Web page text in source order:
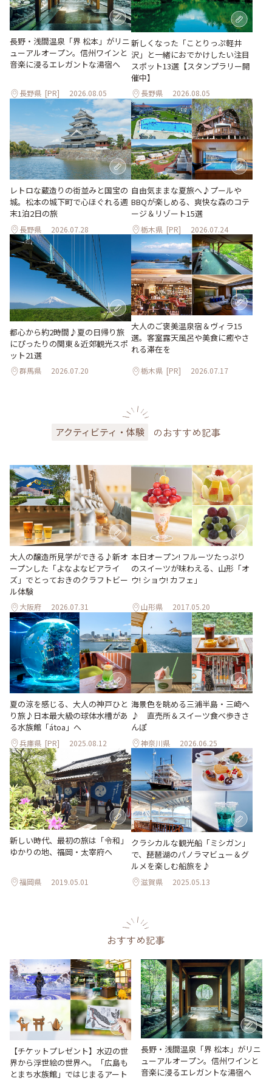
長野・浅間温泉「界 松本」がリニ
ューアルオープン。信州ワインと
音楽に浸るエレガントな湯宿へ
長野県 [PR] 2026.08.05
新しくなった「ことりっぷ軽井
沢」と一緒におでかけしたい注目
スポット13選【スタンプラリー開
催中】
長野県 2026.08.05
レトロな蔵造りの街並みと国宝の
城。松本の城下町で心ほぐれる週
末1泊2日の旅
長野県 2026.07.28
自由気ままな夏旅へ♪プールや
BBQが楽しめる、爽快な森のコテ
ージ＆リゾート15選
栃木県 [PR] 2026.07.24
都心から約2時間♪夏の日帰り旅
にぴったりの関東＆近郊観光スポ
ット21選
群馬県 2026.07.20
大人のご褒美温泉宿＆ヴィラ15
選。客室露天風呂や美食に癒やさ
れる滞在を
栃木県 [PR] 2026.07.17
アクティビティ・体験 のおすすめ記事
大人の醸造所見学ができる♪新オ
ープンした「よなよなビアライ
ズ」でとっておきのクラフトビー
ル体験
大阪府 2026.07.31
本日オープン! フルーツたっぷり
のスイーツが味わえる、山形「オ
ウ! ショウ! カフェ」
山形県 2017.05.20
夏の涼を感じる、大人の神戸ひと
り旅♪日本最大級の球体水槽があ
る水族館「átoa」へ
兵庫県 [PR] 2025.08.12
海景色を眺める三浦半島・三崎へ
♪ 直売所＆スイーツ食べ歩きさ
んぽ
神奈川県 2026.06.25
新しい時代、最初の旅は「令和」
ゆかりの地、福岡・太宰府へ
福岡県 2019.05.01
クラシカルな観光船「ミシガン」
で、琵琶湖のパノラマビュー＆グ
ルメを楽しむ船旅を♪
滋賀県 2025.05.13
おすすめ記事
【チケットプレゼント】水辺の世
界から浮世絵の世界へ。「広島も
とまち水族館」ではじまるアート
長野・浅間温泉「界 松本」がリニ
ューアルオープン。信州ワインと
音楽に浸るエレガントな湯宿へ